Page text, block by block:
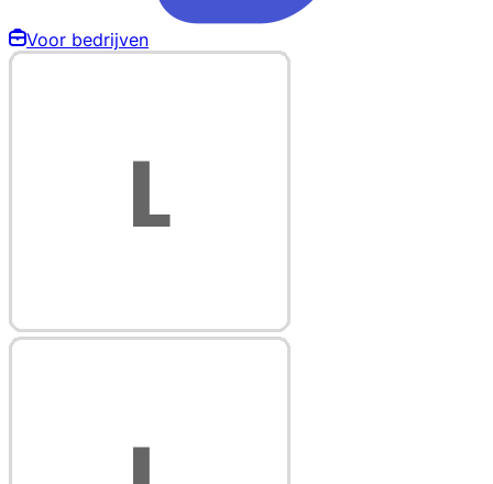
Voor bedrijven